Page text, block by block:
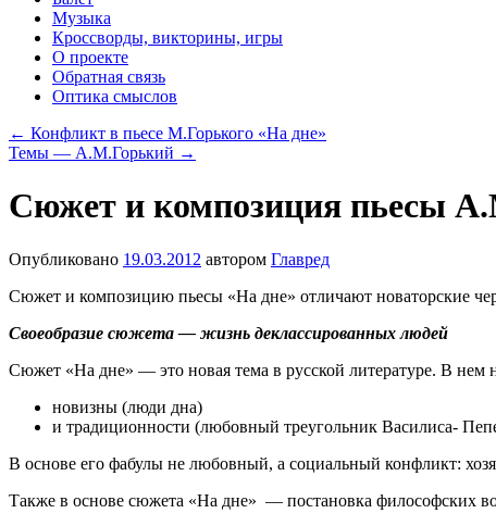
Музыка
Кроссворды, викторины, игры
О проекте
Обратная связь
Оптика смыслов
← Конфликт в пьесе М.Горького «На дне»
Темы — А.М.Горький →
Сюжет и композиция пьесы
Опубликовано 19.03.2012 автором Главред
Сюжет и композицию пьесы «На дне» отличают новаторские
Своеобразие сюжета — жизнь деклассированных людей
Сюжет «На дне» — это новая тема в русской литературе. В нем
новизны (люди дна)
и традиционности (любовный треугольник Василиса-
В основе его фабулы не любовный, а социальный конфликт:
Также в основе сюжета «На дне» — постановка философских